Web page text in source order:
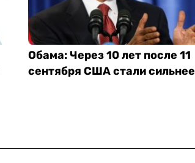
Обама: Через 10 лет после 11
сентября США стали сильнее